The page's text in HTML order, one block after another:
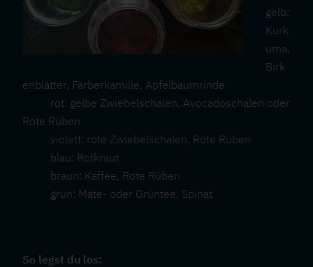
gelb:
Kurk
uma,
Birk
enblätter, Färberkamille, Apfelbaumrinde
rot: gelbe Zwiebelschalen, Avocadoschalen oder
Rote Rüben
violett: rote Zwiebelschalen, Rote Rüben
blau: Rotkraut
braun: Kaffee, Rote Rüben
grün: Máte- oder Grüntee, Spinat
So legst du los: